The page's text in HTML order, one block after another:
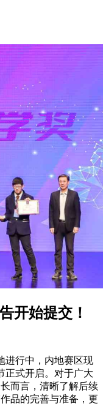
开始提交！
进行中，内地赛区现
式开启。对于广大
而言，清晰了解后续
品的完善与准备，更